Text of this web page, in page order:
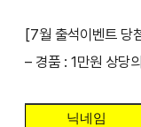
[7월 출석이벤트 당
– 경품 : 1만원 상당
닉네임